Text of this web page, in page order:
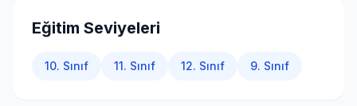
Eğitim Seviyeleri
10. Sınıf 11. Sınıf 12. Sınıf 9. Sınıf